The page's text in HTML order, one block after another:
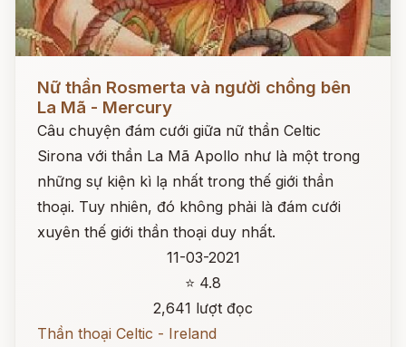
Nữ thần Rosmerta và người chồng bên
La Mã - Mercury
Câu chuyện đám cưới giữa nữ thần Celtic
Sirona với thần La Mã Apollo như là một trong
những sự kiện kì lạ nhất trong thế giới thần
thoại. Tuy nhiên, đó không phải là đám cưới
xuyên thế giới thần thoại duy nhất.
11-03-2021
⭐ 4.8
2,641 lượt đọc
Thần thoại Celtic - Ireland